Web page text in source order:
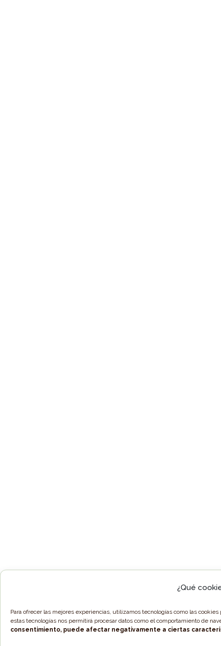
¿Qué
Para ofrecer las mejores experiencias, utilizamos tecnologías como las
estas tecnologías nos permitirá procesar datos como el comportamiento de
consentimiento, puede afectar negativamente a ciertas